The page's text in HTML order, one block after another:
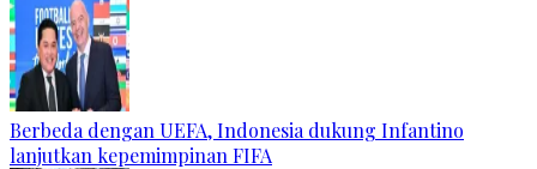
Berbeda dengan UEFA, Indonesia dukung Infantino
lanjutkan kepemimpinan FIFA